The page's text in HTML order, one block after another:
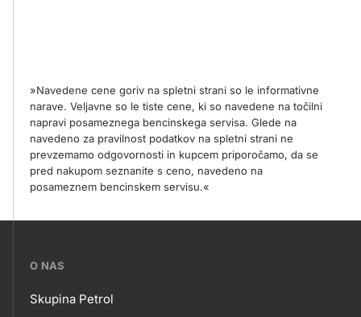
»Navedene cene goriv na spletni strani so le informativne
narave. Veljavne so le tiste cene, ki so navedene na točilni
napravi posameznega bencinskega servisa. Glede na
navedeno za pravilnost podatkov na spletni strani ne
prevzemamo odgovornosti in kupcem priporočamo, da se
pred nakupom seznanite s ceno, navedeno na
posameznem bencinskem servisu.«
???
skupno.footer-
O NAS
Skupina Petrol